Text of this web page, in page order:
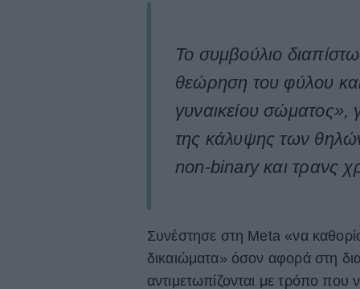
Το συμβούλιο
θεώρηση του φύλου
γυναικείου σώματος»,
της κάλυψης των
non-binary και τρανς
Συνέστησε στη Meta «να
δικαιώματα» όσον αφορά στη
αντιμετωπίζονται με τρόπο